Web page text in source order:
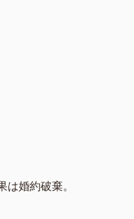
婚約破棄。